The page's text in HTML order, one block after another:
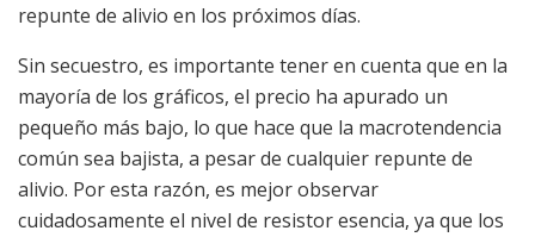
repunte de alivio en los próximos días.
Sin secuestro, es importante tener en cuenta que en la
mayoría de los gráficos, el precio ha apurado un
pequeño más bajo, lo que hace que la macrotendencia
común sea bajista, a pesar de cualquier repunte de
alivio. Por esta razón, es mejor observar
cuidadosamente el nivel de resistor esencia, ya que los